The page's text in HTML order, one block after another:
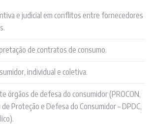
e judicial em conflitos entre fornecedores
de contratos de consumo.
individual e coletiva.
órgãos de defesa do consumidor (PROCON,
Proteção e Defesa do Consumidor – DPDC,